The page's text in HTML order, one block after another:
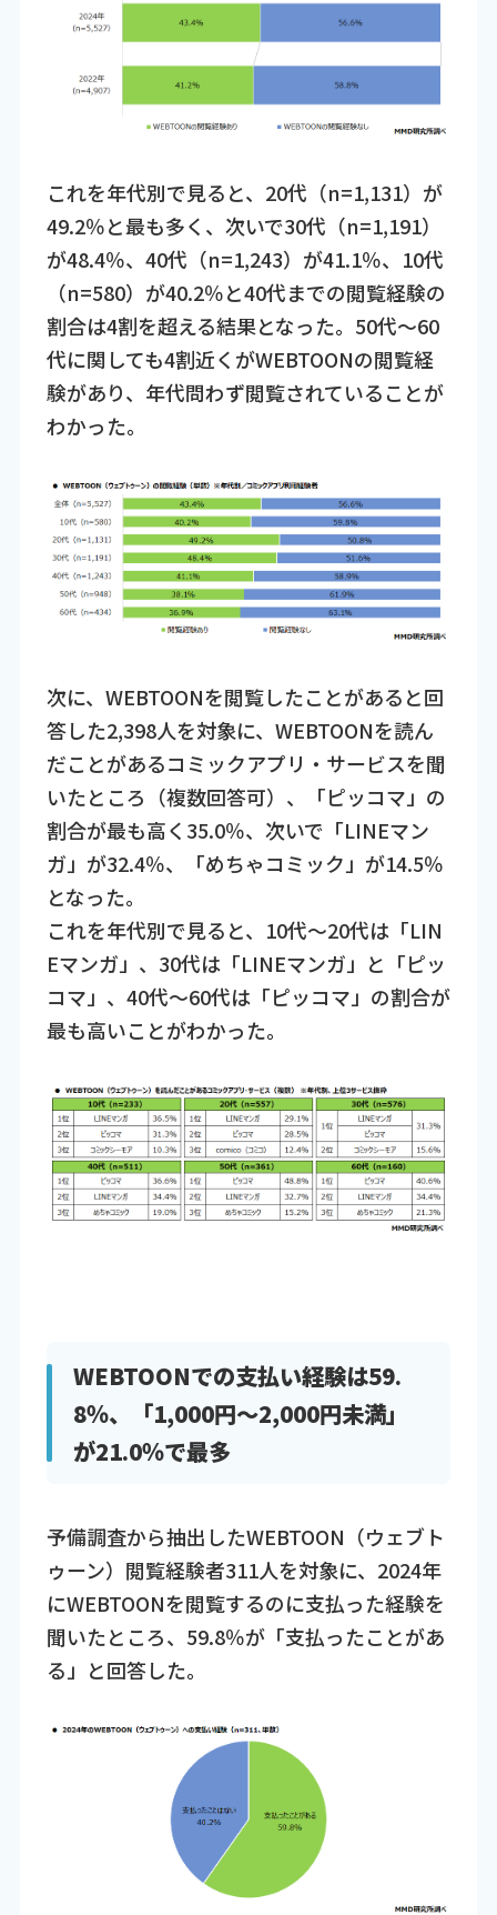
これを年代別で見ると、20代（n=1,131）が
49.2％と最も多く、次いで30代（n=1,191）
が48.4％、40代（n=1,243）が41.1％、10代
（n=580）が40.2％と40代までの閲覧経験の
割合は4割を超える結果となった。50代～60
代に関しても4割近くがWEBTOONの閲覧経
験があり、年代問わず閲覧されていることが
わかった。
次に、WEBTOONを閲覧したことがあると回
答した2,398人を対象に、WEBTOONを読ん
だことがあるコミックアプリ・サービスを聞
いたところ（複数回答可）、「ピッコマ」の
割合が最も高く35.0％、次いで「LINEマン
ガ」が32.4％、「めちゃコミック」が14.5％
となった。
これを年代別で見ると、10代～20代は「LIN
Eマンガ」、30代は「LINEマンガ」と「ピッ
コマ」、40代～60代は「ピッコマ」の割合が
最も高いことがわかった。
WEBTOONでの支払い経験は59.
8％、「1,000円～2,000円未満」
が21.0％で最多
予備調査から抽出したWEBTOON（ウェブト
ゥーン）閲覧経験者311人を対象に、2024年
にWEBTOONを閲覧するのに支払った経験を
聞いたところ、59.8％が「支払ったことがあ
る」と回答した。